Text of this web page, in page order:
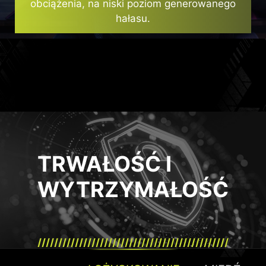
obciążenia, na niski poziom generowanego
hałasu.
TRWAŁOŚĆ I
WYTRZYMAŁOŚĆ